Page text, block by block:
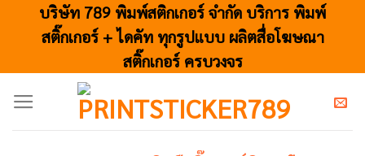
บริษัท 789 พิมพ์สติกเกอร์ จำกัด บริการ พิมพ์
สติ๊กเกอร์ + ไดคัท ทุกรูปแบบ ผลิตสื่อโฆษณา
สติ๊กเกอร์ ครบวงจร